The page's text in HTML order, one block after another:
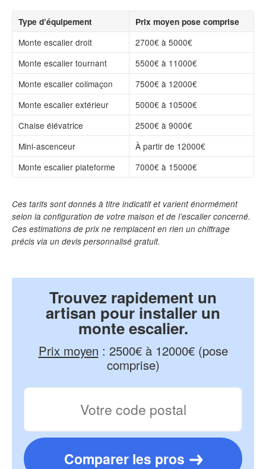
Type d’équipement
Prix moyen pose comprise
Monte escalier droit
2700€ à 5000€
Monte escalier tournant
5500€ à 11000€
Monte escalier colimaçon
7500€ à 12000€
Monte escalier extérieur
5000€ à 10500€
Chaise élévatrice
2500€ à 9000€
Mini-ascenceur
À partir de 12000€
Monte escalier plateforme
7000€ à 15000€
Ces tarifs sont donnés à titre indicatif et varient énormément
selon la configuration de votre maison et de l’escalier concerné.
Ces estimations de prix ne remplacent en rien un chiffrage
précis via un devis personnalisé gratuit.
Trouvez rapidement un
artisan pour installer un
monte escalier.
Prix moyen : 2500€ à 12000€ (pose
comprise)
Comparer les pros